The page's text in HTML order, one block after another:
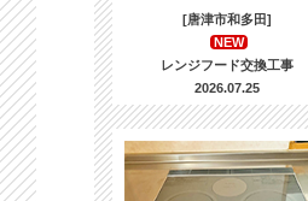
[唐津市和多田]
NEW
レンジフード交換工事
2026.07.25